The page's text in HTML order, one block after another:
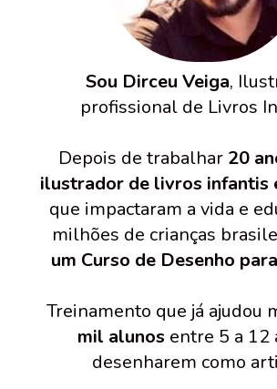
Sou Dirceu Veiga,
profissional de Livros
Depois de trabalhar 20
ilustrador de livros infantis
que impactaram a vida e
milhões de crianças
um Curso de Desenho
Treinamento que já ajudou
mil alunos entre 5 a 12
desenharem como